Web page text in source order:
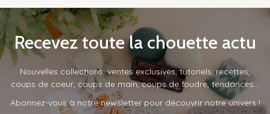
Recevez toute la chouette actu
Nouvelles collections, ventes exclusives, tutoriels, recettes,
coups de coeur, coups de main, coups de foudre, tendances…
Abonnez-vous à notre newsletter pour découvrir notre univers !